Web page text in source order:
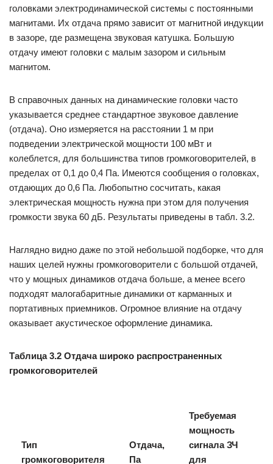
головками электродинамической системы с постоянными
магнитами. Их отдача прямо зависит от магнитной индукции
в зазоре, где размещена звуковая катушка. Большую
отдачу имеют головки с малым зазором и сильным
магнитом.
В справочных данных на динамические головки часто
указывается среднее стандартное звуковое давление
(отдача). Оно измеряется на расстоянии 1 м при
подведении электрической мощности 100 мВт и
колеблется, для большинства типов громкоговорителей, в
пределах от 0,1 до 0,4 Па. Имеются сообщения о головках,
отдающих до 0,6 Па. Любопытно сосчитать, какая
электрическая мощность нужна при этом для получения
громкости звука 60 дБ. Результаты приведены в табл. 3.2.
Наглядно видно даже по этой небольшой подборке, что для
наших целей нужны громкоговорители с большой отдачей,
что у мощных динамиков отдача больше, а менее всего
подходят малогабаритные динамики от карманных и
портативных приемников. Огромное влияние на отдачу
оказывает акустическое оформление динамика.
Таблица 3.2 Отдача широко распространенных
громкоговорителей
Тип
громкоговорителя
Отдача,
Па
Требуемая
мощность
сигнала ЗЧ
для